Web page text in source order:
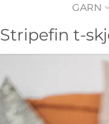
GARN
Stripefin t-